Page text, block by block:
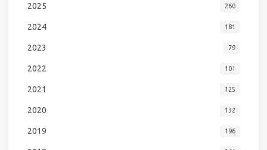
2025 260
2024 181
2023 79
2022 101
2021 125
2020 132
2019 196